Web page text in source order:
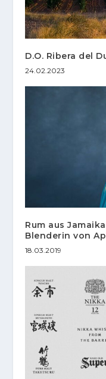
D.O. Ribera del
24.02.2023
Rum aus
Blenderin von
18.03.2019